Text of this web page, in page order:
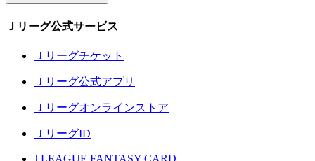
Ｊリーグ公式サービス
Ｊリーグチケット
Ｊリーグ公式アプリ
Ｊリーグオンラインストア
ＪリーグID
J.LEAGUE FANTASY CARD